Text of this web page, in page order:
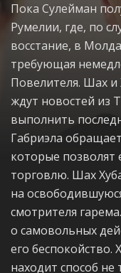
Пока Сулейман
Румелии, где, по
восстание, в
требующая
Повелителя. Шах и
ждут новостей из
выполнить
Габриэла
которые позволят
торговлю. Шах
на
смотрителя
о самовольных
его
находит способ